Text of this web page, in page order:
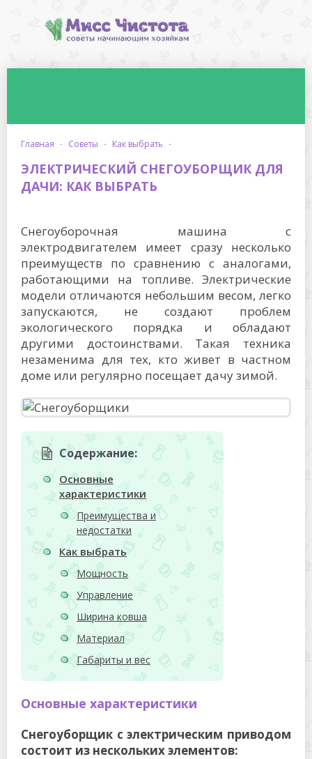
главная · советы · как выбрать ·
ЭЛЕКТРИЧЕСКИЙ СНЕГОУБОРЩИК ДЛЯ
ДАЧИ: КАК ВЫБРАТЬ
Снегоуборочная машина с
электродвигателем имеет сразу несколько
преимуществ по сравнению с аналогами,
работающими на топливе. Электрические
модели отличаются небольшим весом, легко
запускаются, не создают проблем
экологического порядка и обладают
другими достоинствами. Такая техника
незаменима для тех, кто живет в частном
доме или регулярно посещает дачу зимой.
Содержание:
Основные
характеристики
Преимущества и
недостатки
Как выбрать
Мощность
Управление
Ширина ковша
Материал
Габариты и вес
Основные характеристики
Снегоуборщик с электрическим приводом
состоит из нескольких элементов: